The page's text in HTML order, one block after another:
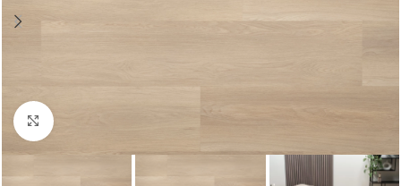
Klik om te vergroten